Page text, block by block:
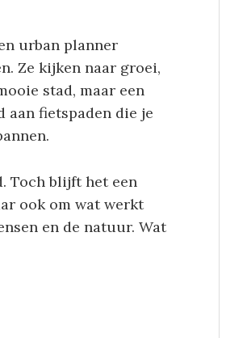
urban planner
Ze kijken naar groei,
stad, maar een
aan fietspaden die je
Toch blijft het een
ook om wat werkt
en de natuur. Wat